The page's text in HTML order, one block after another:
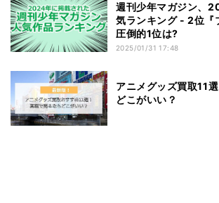
週刊少年マガジン、
気ランキング - 2位『
圧倒的1位は?
2025/01/31 17:48
アニメグッズ買取11
どこがいい？